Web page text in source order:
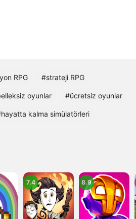
RPG #strateji RPG
oyunlar #ücretsiz oyunlar
kalma simülatörleri
7.4 8.9